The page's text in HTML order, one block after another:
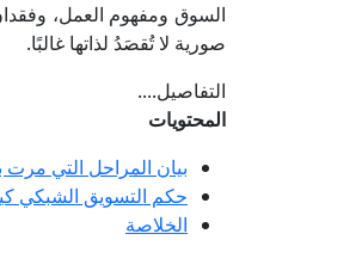
السوق ومفهوم العمل، وفقدان
صورية لا تُقصَدُ لذاتها غالبًا.
التفاصيل....
المحتويات
بيان المراحل التي
حكم التسويق الشبكي
الخلاصة